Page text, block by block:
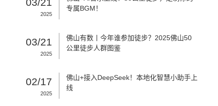
2025
专属BGM！
03/21
2025
佛山有数丨今年谁参加徒步？2025佛山50
公里徒步人群图鉴
02/17
2025
佛山+接入DeepSeek！本地化智慧小助手上
线